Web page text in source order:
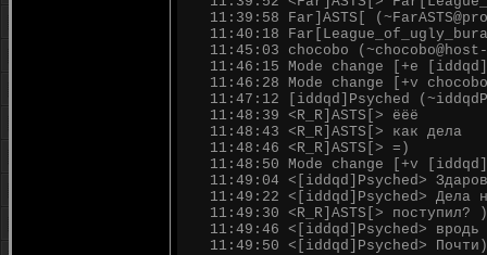
11:39:58 Far]ASTS[
11:40:18
11:45:03 chocobo
11:46:15 Mode change [+e
11:46:28 Mode change [+v
11:47:12 [iddqd]Psyched
11:48:39 <R_R]ASTS[> ёёё
11:48:43 <R_R]ASTS[> как дела
11:48:46 <R_R]ASTS[> =)
11:48:50 Mode change [+v
11:49:04 <[iddqd]Psyched>
11:49:22 <[iddqd]Psyched> Дела
11:49:30 <R_R]ASTS[> поступил? )
11:49:46 <[iddqd]Psyched> вродь
11:49:50 <[iddqd]Psyched> Почти)